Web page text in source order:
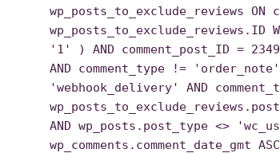
wp_posts_to_exclude_reviews ON
wp_posts_to_exclude_reviews.ID
'1' ) AND comment_post_ID =
AND comment_type !=
'webhook_delivery' AND
AND wp_posts.post_type <>
wp_comments.comment_date_gmt